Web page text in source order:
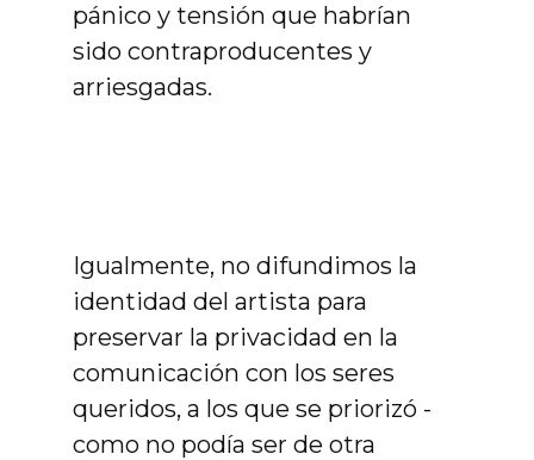
pánico y tensión que habrían
sido contraproducentes y
arriesgadas.
Igualmente, no difundimos la
identidad del artista para
preservar la privacidad en la
comunicación con los seres
queridos, a los que se priorizó -
como no podía ser de otra